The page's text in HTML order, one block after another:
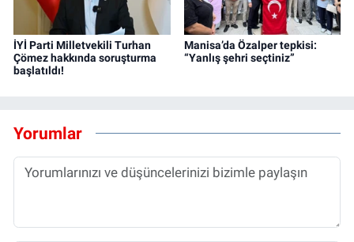
İYİ Parti Milletvekili Turhan
Çömez hakkında soruşturma
başlatıldı!
Manisa’da Özalper tepkisi:
“Yanlış şehri seçtiniz”
Yorumlar